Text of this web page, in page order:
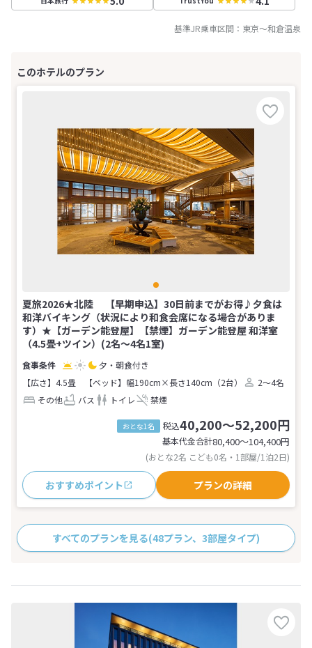
基準JR乗車区間： 東京～和倉温泉
夏旅2026★北陸 【早期申込】30日前までがお得♪夕食は
和洋バイキング（状況により和食会席になる場合がありま
す）★【ガーデン能登屋】【禁煙】ガーデン能登屋 和洋室
（4.5畳+ツイン）(2名～4名1室)
夕・朝食付き
【広さ】4.5畳
【ベッド】幅190cm×長さ140cm（2台）
2～4名
その他
バス トイレ 禁煙
おとな1名 税込40,200～52,200円
基本代金合計80,400〜104,400円
(おとな2名 こども0名・1部屋/1泊2日)
おすすめポイント プランの詳細
すべてのプランを見る(48プラン、3部屋タイプ)